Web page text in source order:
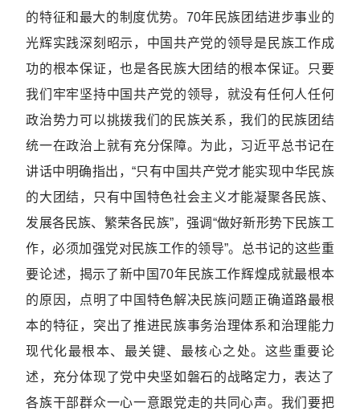
的特征和最大的制度优势。70年民族团结进步事业的
光辉实践深刻昭示，中国共产党的领导是民族工作成
功的根本保证，也是各民族大团结的根本保证。只要
我们牢牢坚持中国共产党的领导，就没有任何人任何
政治势力可以挑拨我们的民族关系，我们的民族团结
统一在政治上就有充分保障。为此，习近平总书记在
讲话中明确指出，“只有中国共产党才能实现中华民族
的大团结，只有中国特色社会主义才能凝聚各民族、
发展各民族、繁荣各民族”，强调“做好新形势下民族工
作，必须加强党对民族工作的领导”。总书记的这些重
要论述，揭示了新中国70年民族工作辉煌成就最根本
的原因，点明了中国特色解决民族问题正确道路最根
本的特征，突出了推进民族事务治理体系和治理能力
现代化最根本、最关键、最核心之处。这些重要论
述，充分体现了党中央坚如磐石的战略定力，表达了
各族干部群众一心一意跟党走的共同心声。我们要把